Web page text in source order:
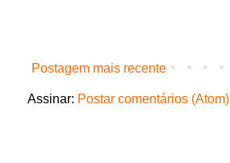
Postagem mais recente
Assinar: Postar comentários (Atom)